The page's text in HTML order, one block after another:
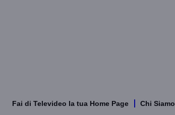
Fai di Televideo la tua Home Page Chi Siamo